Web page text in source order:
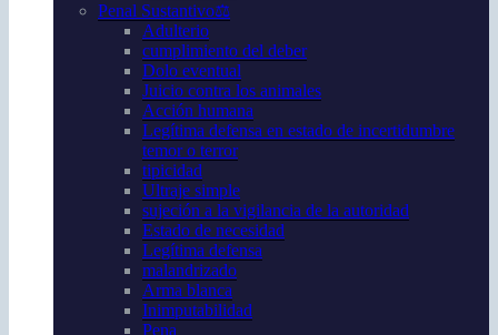
Penal Sustantivo⚖️
Adulterio
cumplimiento del deber
Dolo eventual
Juicio contra los animales
Acción humana
Legítima defensa en estado de incertidumbre
temor o terror
tipicidad
Ultraje simple
sujeción a la vigilancia de la autoridad
Estado de necesidad
Legítima defensa
malandrizado
Arma blanca
Inimputabilidad
Pena